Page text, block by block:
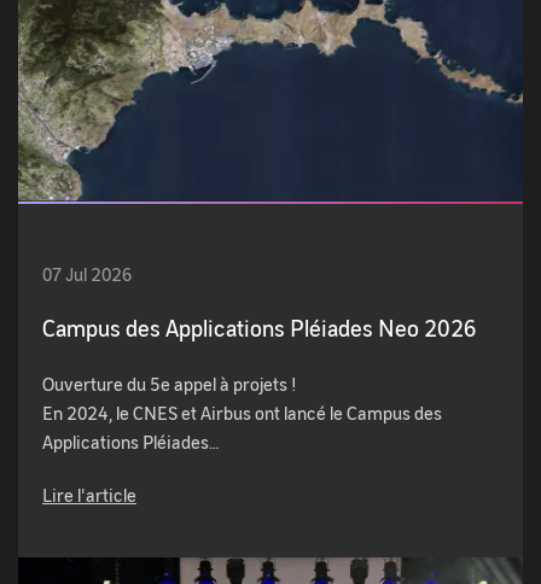
07 Jul 2026
Campus des Applications Pléiades Neo 2026
Ouverture du 5e appel à projets !
En 2024, le CNES et Airbus ont lancé le Campus des
Applications Pléiades…
Lire l'article